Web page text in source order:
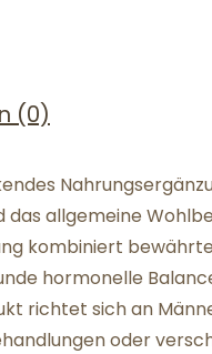
(0)
das allgemeine
kombiniert
hormonelle
richtet sich an
oder